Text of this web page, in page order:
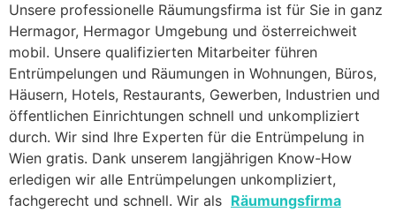
Unsere professionelle Räumungsfirma ist für Sie in ganz
Hermagor, Hermagor Umgebung und österreichweit
mobil. Unsere qualifizierten Mitarbeiter führen
Entrümpelungen und Räumungen in Wohnungen, Büros,
Häusern, Hotels, Restaurants, Gewerben, Industrien und
öffentlichen Einrichtungen schnell und unkompliziert
durch. Wir sind Ihre Experten für die Entrümpelung in
Wien gratis. Dank unserem langjährigen Know-How
erledigen wir alle Entrümpelungen unkompliziert,
fachgerecht und schnell. Wir als Räumungsfirma